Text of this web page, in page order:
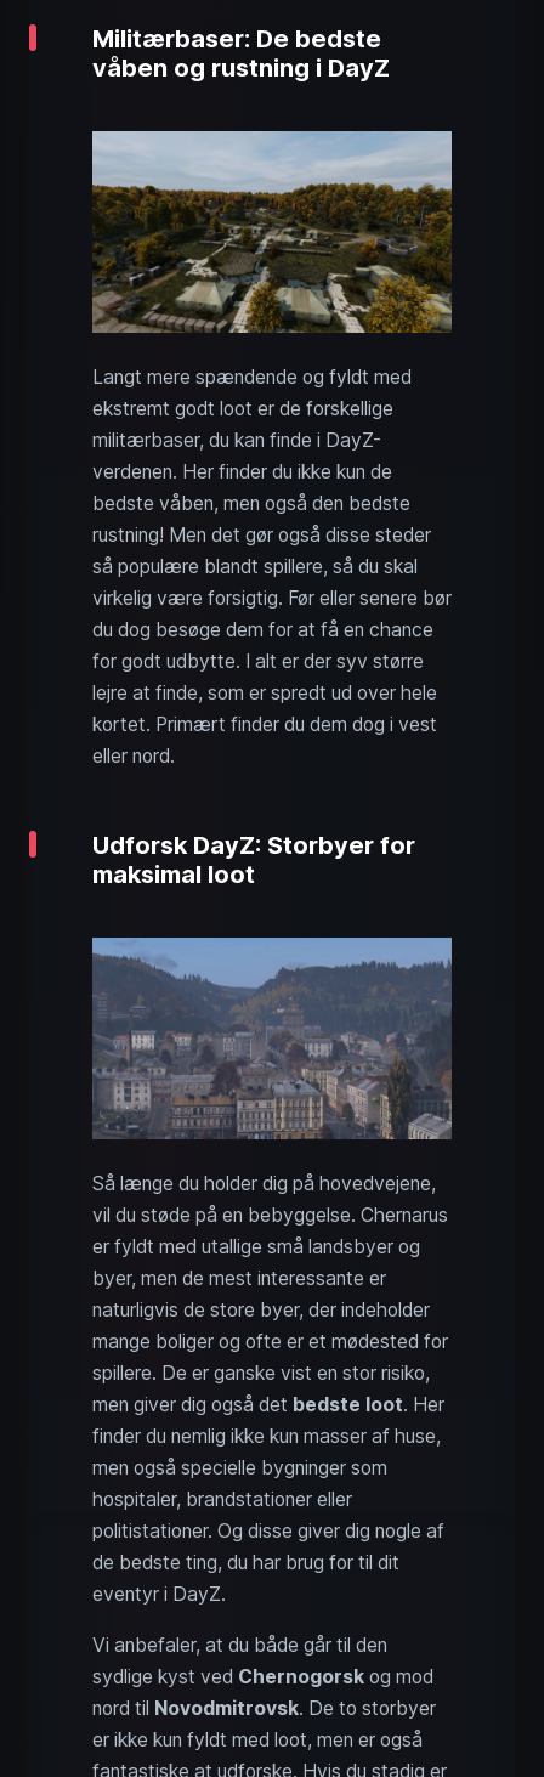
Militærbaser: De bedste
våben og rustning i DayZ
Langt mere spændende og fyldt med
ekstremt godt loot er de forskellige
militærbaser, du kan finde i DayZ-
verdenen. Her finder du ikke kun de
bedste våben, men også den bedste
rustning! Men det gør også disse steder
så populære blandt spillere, så du skal
virkelig være forsigtig. Før eller senere bør
du dog besøge dem for at få en chance
for godt udbytte. I alt er der syv større
lejre at finde, som er spredt ud over hele
kortet. Primært finder du dem dog i vest
eller nord.
Udforsk DayZ: Storbyer for
maksimal loot
Så længe du holder dig på hovedvejene,
vil du støde på en bebyggelse. Chernarus
er fyldt med utallige små landsbyer og
byer, men de mest interessante er
naturligvis de store byer, der indeholder
mange boliger og ofte er et mødested for
spillere. De er ganske vist en stor risiko,
men giver dig også det bedste loot. Her
finder du nemlig ikke kun masser af huse,
men også specielle bygninger som
hospitaler, brandstationer eller
politistationer. Og disse giver dig nogle af
de bedste ting, du har brug for til dit
eventyr i DayZ.
Vi anbefaler, at du både går til den
sydlige kyst ved Chernogorsk og mod
nord til Novodmitrovsk. De to storbyer
er ikke kun fyldt med loot, men er også
fantastiske at udforske. Hvis du stadig er